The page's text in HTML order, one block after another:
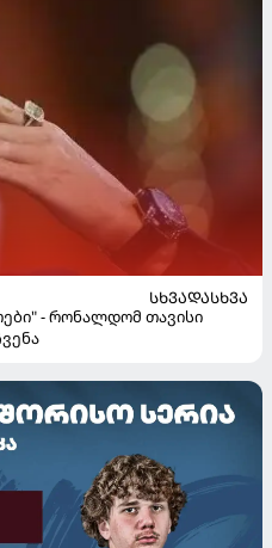
ᲡᲮᲕᲐᲓᲐᲡᲮᲕᲐ
- რონალდომ თავისი